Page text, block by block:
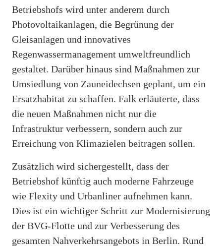
Betriebshofs wird unter anderem durch
Photovoltaikanlagen, die Begrünung der
Gleisanlagen und innovatives
Regenwassermanagement umweltfreundlich
gestaltet. Darüber hinaus sind Maßnahmen zur
Umsiedlung von Zauneidechsen geplant, um ein
Ersatzhabitat zu schaffen. Falk erläuterte, dass
die neuen Maßnahmen nicht nur die
Infrastruktur verbessern, sondern auch zur
Erreichung von Klimazielen beitragen sollen.
Zusätzlich wird sichergestellt, dass der
Betriebshof künftig auch moderne Fahrzeuge
wie Flexity und Urbanliner aufnehmen kann.
Dies ist ein wichtiger Schritt zur Modernisierung
der BVG-Flotte und zur Verbesserung des
gesamten Nahverkehrsangebots in Berlin. Rund